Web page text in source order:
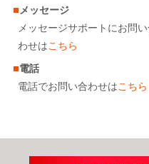
■メッセージ
メッセージサポートにお問い
わせはこちら
■電話
電話でお問い合わせはこちら